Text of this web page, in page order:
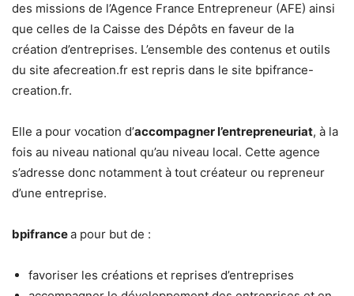
des missions de l’Agence France Entrepreneur (AFE) ainsi
que celles de la Caisse des Dépôts en faveur de la
création d’entreprises. L’ensemble des contenus et outils
du site afecreation.fr est repris dans le site bpifrance-
creation.fr.
Elle a pour vocation d’accompagner l’entrepreneuriat, à la
fois au niveau national qu’au niveau local. Cette agence
s’adresse donc notamment à tout créateur ou repreneur
d’une entreprise.
bpifrancea pour but de :
favoriser les créations et reprises d’entreprises